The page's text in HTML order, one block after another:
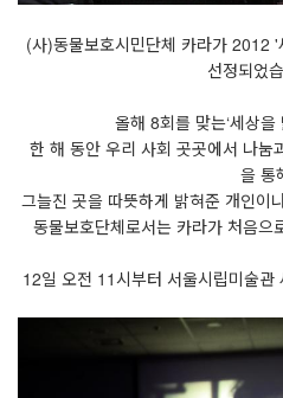
(사)동물보호시민단체 카라가 2012
선정되었
올해 8회를 맞는‘세상을
한 해 동안 우리 사회 곳곳에서 나눔
을 통
그늘진 곳을 따뜻하게 밝혀준 개인이
동물보호단체로서는 카라가 처음으
12일 오전 11시부터 서울시립미술관